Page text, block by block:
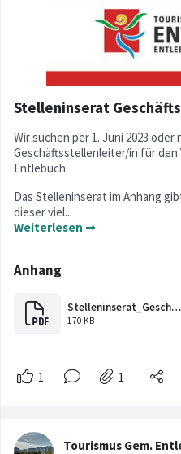
Stelleninserat
Wir suchen per 1. Juni 2023
Geschäftsstellenleiter/in für den
Entlebuch.
Das Stelleninserat im Anhang
dieser viel...
Weiterlesen ➞